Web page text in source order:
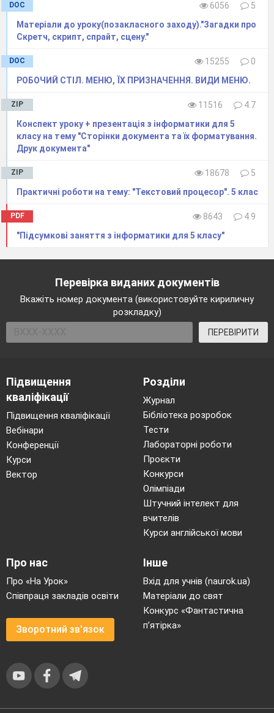
DOC 6056
5
Матеріали до уроку(позакласного заходу)."Загадки про
Скретч, скрипт, спрайт, сцену."
DOC 15255
0
РОБОЧИЙ СТІЛ. МЕНЮ, ЇХ ПРИЗНАЧЕННЯ. ВИДИ МЕНЮ.
ZIP 11516
4.7
Конспект уроку + презентація з інформатики для 5
класу на тему "Сторінки документа та їх форматування.
Друк документа"
ZIP 18678
5
Практичні роботи на тему: "Текстовий процесор". 5 клас
PDF 8643
4.9
"Підсумкові заняття з інформатики для 5 класу"
Перевірка виданих документів
Вкажіть номер документа (використовуйте кириличну
розкладку)
ПЕРЕВІРИТИ
Підвищення
кваліфікації
Підвищення кваліфікації
Вебінари
Конференції
Курси
Вектор
Розділи
Журнал
Бібліотека розробок
Тести
Лабораторні роботи
Проєкти
Конкурси
Олімпіади
Штучний інтелект для
вчителів
Курси англійської мови
Про нас
Про «На Урок»
Співпраця закладів освіти
Зворотний зв'язок
Інше
Вхід для учнів (naurok.ua)
Матеріали до свят
Конкурс «Фантастична
п’ятірка»